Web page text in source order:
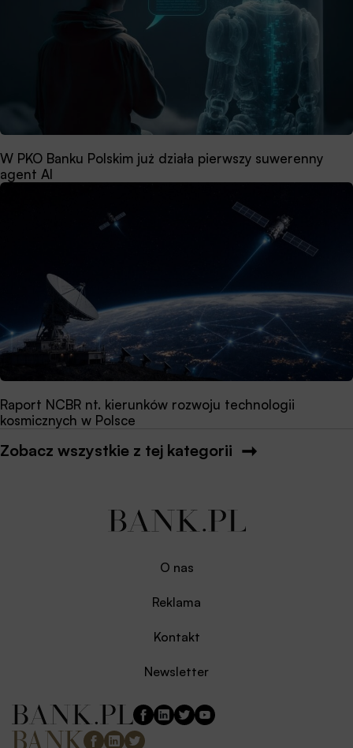
W PKO Banku Polskim już działa pierwszy suwerenny
agent AI
Raport NCBR nt. kierunków rozwoju technologii
kosmicznych w Polsce
Zobacz wszystkie z tej kategorii
O nas
Reklama
Kontakt
Newsletter